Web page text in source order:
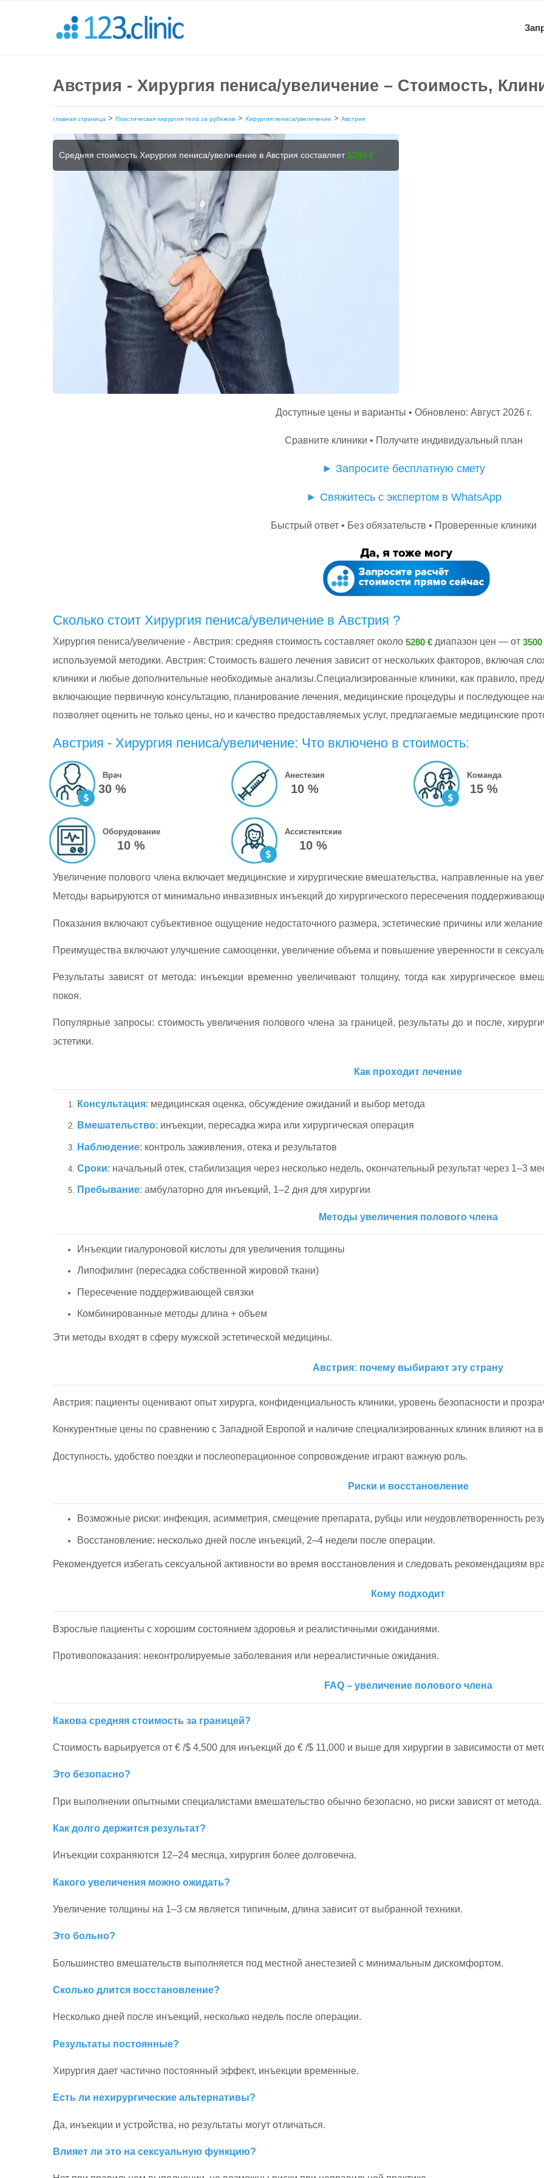
Австрия - Хирургия пениса/увеличение – Стоимость,
главная страница > Пластическая хирургия тела за рубежом > Хирургия пениса/увеличение > Австрия
Средняя стоимость Хирургия пениса/увеличение в Австрия составляет5280 €
Доступные цены и варианты • Обновлено: Август 2026 г.
Сравните клиники • Получите индивидуальный план
► Запросите бесплатную смету
► Свяжитесь с экспертом в WhatsApp
Быстрый ответ • Без обязательств • Проверенные клиники
Сколько стоит Хирургия пениса/увеличение в Австрия ?
Хирургия пениса/увеличение - Австрия: cредняя стоимость составляет около 5280 € диапазон цен — от 3500
используемой методики. Австрия: Стоимость вашего лечения зависит от нескольких факторов, включая
клиники и любые дополнительные необходимые анализы.Специализированные клиники, как правило,
включающие первичную консультацию, планирование лечения, медицинские процедуры и последующее
позволяет оценить не только цены, но и качество предоставляемых услуг, предлагаемые медицинские
Австрия - Хирургия пениса/увеличение: Что включено в стоимость:
Врач
30 %
Анестезия
10 %
Kоманда
15 %
Оборудование
10 %
Ассистентские
10 %
Увеличение полового члена включает медицинские и хирургические вмешательства, направленные на
Методы варьируются от минимально инвазивных инъекций до хирургического пересечения
Показания включают субъективное ощущение недостаточного размера, эстетические причины или
Преимущества включают улучшение самооценки, увеличение объема и повышение уверенности в
Результаты зависят от метода: инъекции временно увеличивают толщину, тогда как хирургическое
покоя.
Популярные запросы: стоимость увеличения полового члена за границей, результаты до и после,
эстетики.
Как проходит лечение
Консультация: медицинская оценка, обсуждение ожиданий и выбор метода
Вмешательство: инъекции, пересадка жира или хирургическая операция
Наблюдение: контроль заживления, отека и результатов
Сроки: начальный отек, стабилизация через несколько недель, окончательный результат через 1–3
Пребывание: амбулаторно для инъекций, 1–2 дня для хирургии
Методы увеличения полового члена
Инъекции гиалуроновой кислоты для увеличения толщины
Липофилинг (пересадка собственной жировой ткани)
Пересечение поддерживающей связки
Комбинированные методы длина + объем
Эти методы входят в сферу мужской эстетической медицины.
Австрия: почему выбирают эту страну
Австрия: пациенты оценивают опыт хирурга, конфиденциальность клиники, уровень безопасности и
Конкурентные цены по сравнению с Западной Европой и наличие специализированных клиник влияют на
Доступность, удобство поездки и послеоперационное сопровождение играют важную роль.
Риски и восстановление
Возможные риски: инфекция, асимметрия, смещение препарата, рубцы или неудовлетворенность
Восстановление: несколько дней после инъекций, 2–4 недели после операции.
Рекомендуется избегать сексуальной активности во время восстановления и следовать рекомендациям
Кому подходит
Взрослые пациенты с хорошим состоянием здоровья и реалистичными ожиданиями.
Противопоказания: неконтролируемые заболевания или нереалистичные ожидания.
FAQ – увеличение полового члена
Какова средняя стоимость за границей?
Стоимость варьируется от € /$ 4,500 для инъекций до € /$ 11,000 и выше для хирургии в зависимости от
Это безопасно?
При выполнении опытными специалистами вмешательство обычно безопасно, но риски зависят от метода.
Как долго держится результат?
Инъекции сохраняются 12–24 месяца, хирургия более долговечна.
Какого увеличения можно ожидать?
Увеличение толщины на 1–3 см является типичным, длина зависит от выбранной техники.
Это больно?
Большинство вмешательств выполняется под местной анестезией с минимальным дискомфортом.
Сколько длится восстановление?
Несколько дней после инъекций, несколько недель после операции.
Результаты постоянные?
Хирургия дает частично постоянный эффект, инъекции временные.
Есть ли нехирургические альтернативы?
Да, инъекции и устройства, но результаты могут отличаться.
Влияет ли это на сексуальную функцию?